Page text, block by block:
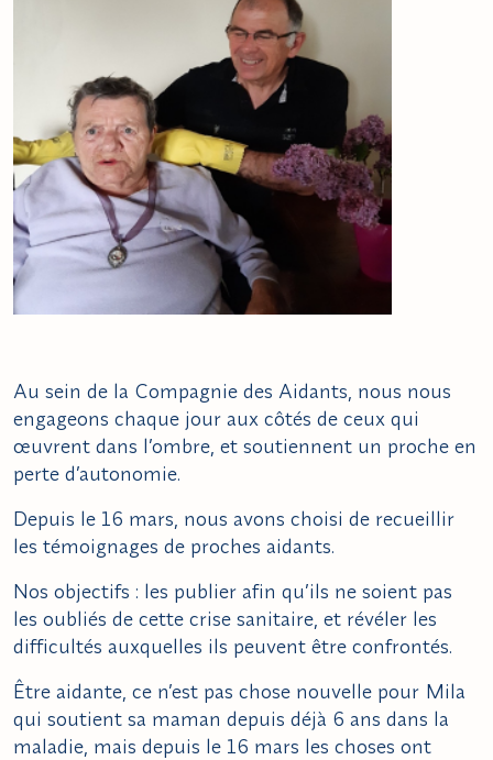
Au sein de la Compagnie des Aidants, nous nous
engageons chaque jour aux côtés de ceux qui
œuvrent dans l’ombre, et soutiennent un proche en
perte d’autonomie.
Depuis le 16 mars, nous avons choisi de recueillir
les témoignages de proches aidants.
Nos objectifs : les publier afin qu’ils ne soient pas
les oubliés de cette crise sanitaire, et révéler les
difficultés auxquelles ils peuvent être confrontés.
Être aidante, ce n’est pas chose nouvelle pour Mila
qui soutient sa maman depuis déjà 6 ans dans la
maladie, mais depuis le 16 mars les choses ont